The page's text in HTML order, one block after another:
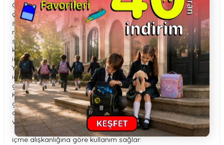
Çocukların günlük kullanımı için özel olarak tasarlanan bu
çift katmanlı vakumlu paslanmaz çelik şişe, içecekleri
saatlerce ideal sıcaklıkta muhafaza eder. BPA içermeyen
malzemelerle üretilmiş olup sağlıklı ve güvenli bir kullanım
sunar. Skylight tasarımı sayesinde şişe içindeki sıvı miktarı
kolayca görülebilir. Sıçramaya karşı korumalı kapağı, sıcak
içeceklerin güvenli bir şekilde tüketilmesine yardımcı olur.
Yumuşak ve dayanıklı silikon ağızlığı, çocukların konforlu bir
içim deneyimi yaşaması için özel olarak tasarlanmıştır. Toz
geçirmez kapak, tek tuşla açılarak hijyenik kullanım sağlar.
Kaymaz silikon taban, darbelere karşı ekstra dayanıklılık ve
güvenlik sağlar. Özel valf sistemi sayesinde kapak açık ya
da kapalı konumdayken sızdırma yapmaz. İhtiyaca göre
valf çıkarılabilir, böylece temizlik ve kullanım kolaylığı sunar.
Değiştirilebilir pipet seçenekleri sayesinde çocuğunuzun
içme alışkanlığına göre kullanım sağlar: